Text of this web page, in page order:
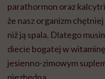
parathormon oraz
że nasz organizm
niż ją spala. Dlatego
diecie bogatej w
jesienno-zimowym